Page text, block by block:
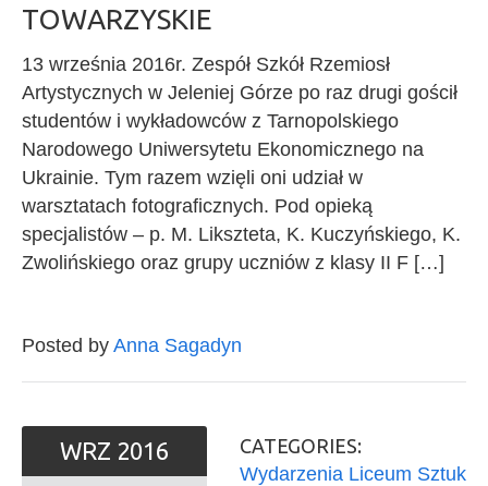
TOWARZYSKIE
13 września 2016r. Zespół Szkół Rzemiosł
Artystycznych w Jeleniej Górze po raz drugi gościł
studentów i wykładowców z Tarnopolskiego
Narodowego Uniwersytetu Ekonomicznego na
Ukrainie. Tym razem wzięli oni udział w
warsztatach fotograficznych. Pod opieką
specjalistów – p. M. Likszteta, K. Kuczyńskiego, K.
Zwolińskiego oraz grupy uczniów z klasy II F […]
Posted by Anna Sagadyn
WRZ 2016
CATEGORIES:
Wydarzenia Liceum Sztuk